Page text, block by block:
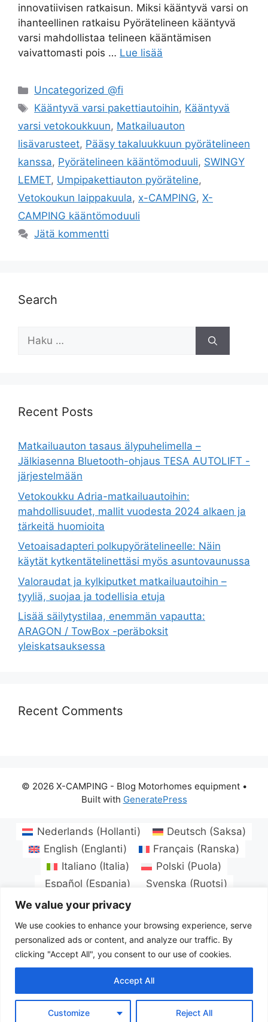
We value your privacy
We use cookies to enhance your browsing experience, serve
personalized ads or content, and analyze our traffic. By
clicking "Accept All", you consent to our use of cookies.
Customize Reject All
Accept All
innovatiivisen ratkaisun. Miksi kääntyvä varsi on
ihanteellinen ratkaisu Pyörätelineen kääntyvä
varsi mahdollistaa telineen kääntämisen
vaivattomasti pois … Lue lisää
Kategoriat
Uncategorized @fi
Avainsanat
Kääntyvä varsi pakettiautoihin, Kääntyvä
varsi vetokoukkuun, Matkailuauton
lisävarusteet, Pääsy takaluukkuun pyörätelineen
kanssa, Pyörätelineen kääntömoduuli, SWINGY
LEMET, Umpipakettiauton pyöräteline,
Vetokoukun laippakuula, x-CAMPING, X-
CAMPING kääntömoduuli
Jätä kommentti
Search
Haku:
Recent Posts
Matkailuauton tasaus älypuhelimella –
Jälkiasenna Bluetooth-ohjaus TESA AUTOLIFT -
järjestelmään
Vetokoukku Adria-matkailuautoihin:
mahdollisuudet, mallit vuodesta 2024 alkaen ja
tärkeitä huomioita
Vetoaisadapteri polkupyörätelineelle: Näin
käytät kytkentätelinettäsi myös asuntovaunussa
Valoraudat ja kylkiputket matkailuautoihin –
tyyliä, suojaa ja todellisia etuja
Lisää säilytystilaa, enemmän vapautta:
ARAGON / TowBox -peräboksit
yleiskatsauksessa
Recent Comments
© 2026 X-CAMPING - Blog Motorhomes equipment•
Built with GeneratePress
Nederlands (Hollanti) Deutsch (Saksa)
English (Englanti) Français (Ranska)
Italiano (Italia) Polski (Puola)
Español (Espanja) Svenska (Ruotsi)
Български(Bulgaria
Suomi
Magyar(Unkari) Latviešu( Latvia
Lietuvių(Liettua) Norsk bokmål(Kirjanorja
Português(Portugali) Română(Romania)
Venäjä) Slovenčina
Türkçe(Turkki) Українська(Ukraina)